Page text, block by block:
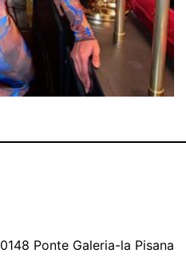
Ponte Galeria-la Pisana